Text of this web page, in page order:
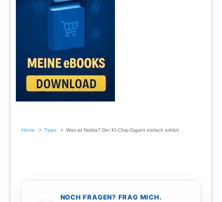
Home Tipps Was ist Nvidia? Der KI-Chip-Gigant einfach erklärt
NOCH FRAGEN? FRAG MICH.